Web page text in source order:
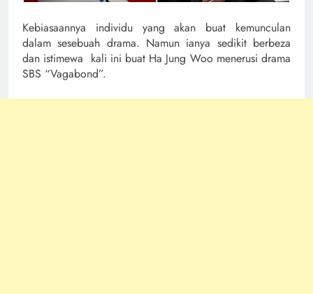
Kebiasaannya individu yang akan buat kemunculan
dalam sesebuah drama. Namun ianya sedikit berbeza
dan istimewa kali ini buat Ha Jung Woo menerusi drama
SBS “Vagabond”.